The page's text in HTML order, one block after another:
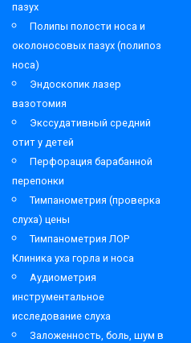
пазух
Полипы полости носа и
околоносовых пазух (полипоз
носа)
Эндоскопик лазер
вазотомия
Экссудативный средний
отит у детей
Перфорация барабанной
перепонки
Тимпанометрия (проверка
слуха) цены
Тимпанометрия ЛОР
Клиника уха горла и носа
Аудиометрия
инструментальное
исследование слуха
Заложенность, боль, шум в